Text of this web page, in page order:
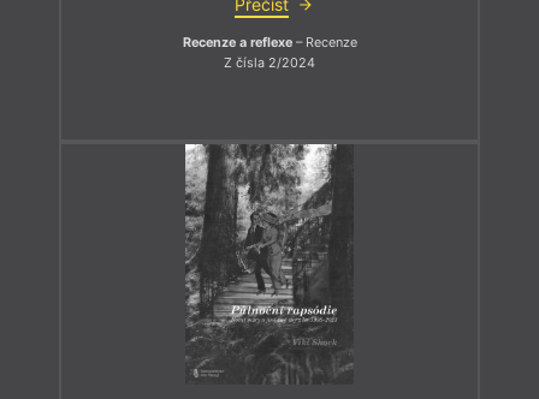
Přečíst
Recenze a reflexe– Recenze
Z čísla 2/2024